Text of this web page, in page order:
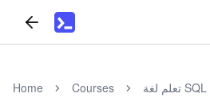
Home Courses